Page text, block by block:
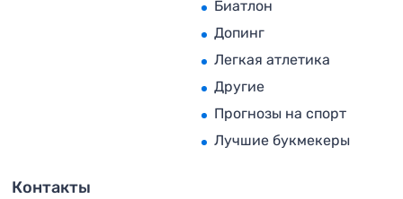
Биатлон
Допинг
Легкая атлетика
Другие
Прогнозы на спорт
Лучшие букмекеры
Контакты